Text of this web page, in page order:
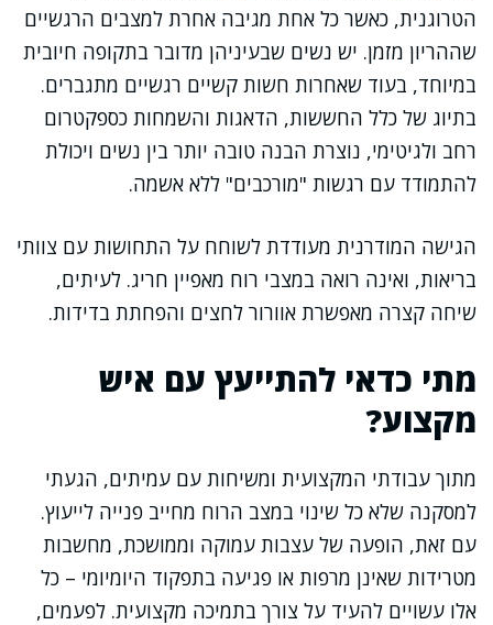
הטרוגנית, כאשר כל אחת מגיבה אחרת למצבים הרגשיים
שההריון מזמן. יש נשים שבעיניהן מדובר בתקופה חיובית
במיוחד, בעוד שאחרות חשות קשיים רגשיים מתגברים.
בתיוג של כלל החששות, הדאגות והשמחות כספקטרום
רחב ולגיטימי, נוצרת הבנה טובה יותר בין נשים ויכולת
להתמודד עם רגשות "מורכבים" ללא אשמה.
הגישה המודרנית מעודדת לשוחח על התחושות עם צוותי
בריאות, ואינה רואה במצבי רוח מאפיין חריג. לעיתים,
שיחה קצרה מאפשרת אוורור לחצים והפחתת בדידות.
מתי כדאי להתייעץ עם איש
מקצוע?
מתוך עבודתי המקצועית ומשיחות עם עמיתים, הגעתי
למסקנה שלא כל שינוי במצב הרוח מחייב פנייה לייעוץ.
עם זאת, הופעה של עצבות עמוקה וממושכת, מחשבות
מטרידות שאינן מרפות או פגיעה בתפקוד היומיומי – כל
אלו עשויים להעיד על צורך בתמיכה מקצועית. לפעמים,